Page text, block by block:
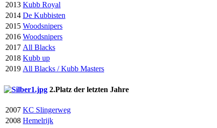
2013 Kubb Royal
2014 De Kubbisten
2015 Woodsnipers
2016 Woodsnipers
2017 All Blacks
2018 Kubb up
2019 All Blacks / Kubb Masters
2.Platz der letzten Jahre
2007 KC Slingerweg
2008 Hemelrijk